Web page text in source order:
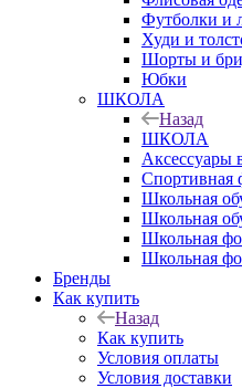
Футболки и
Худи и
Шорты и
Юбки
ШКОЛА
Назад
ШКОЛА
Аксессуары
Спортивная
Школьная
Школьная
Школьная
Школьная
Бренды
Как купить
Назад
Как купить
Условия оплаты
Условия доставки